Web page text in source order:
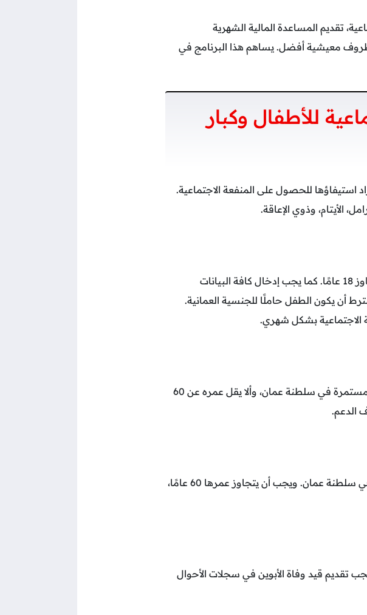
تقديم المساعدة المالية الشهرية
ظروف معيشية أفضل. يساهم هذا البرنامج في
للأطفال وكبار
للحصول على المنفعة الاجتماعية.
الأيتام، وذوي الإعاقة.
يجب أن يكون عمر الطفل المراد تسجيله في المنفعة الاجتماعية لا يتجاوز 18 عامًا. كما يجب إدخال كافة البيانات
أن يكون الطفل حاملًا للجنسية العمانية.
بشكل شهري.
فإن الشروط تشمل أن يكون المتقدم عماني الجنسية ومقيمًا بصورة مستمرة في سلطنة عمان، وألا يقل عمره عن 60
الدعم.
يُشترط أن تكون المتقدمة حاملة للجنسية العمانية وأن تكون مقيمة في سلطنة عمان. ويجب أن يتجاوز عمرها 60 عامًا،
عماني الجنسية، وألا يتجاوز عمره 18 عامًا، ويجب تقديم قيد وفاة الأبوين في سجلات الأحوال